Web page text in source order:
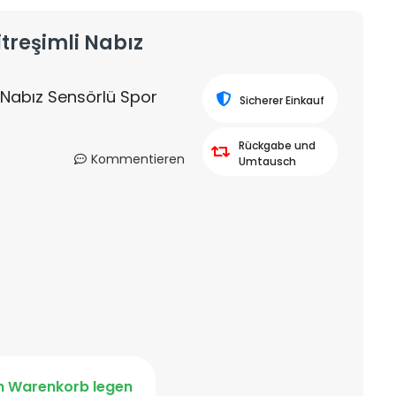
Nabız
Sensörlü Spor
Kommentieren
Warenkorb legen
Sicherer Einkauf
Rückgabe und
Umtausch